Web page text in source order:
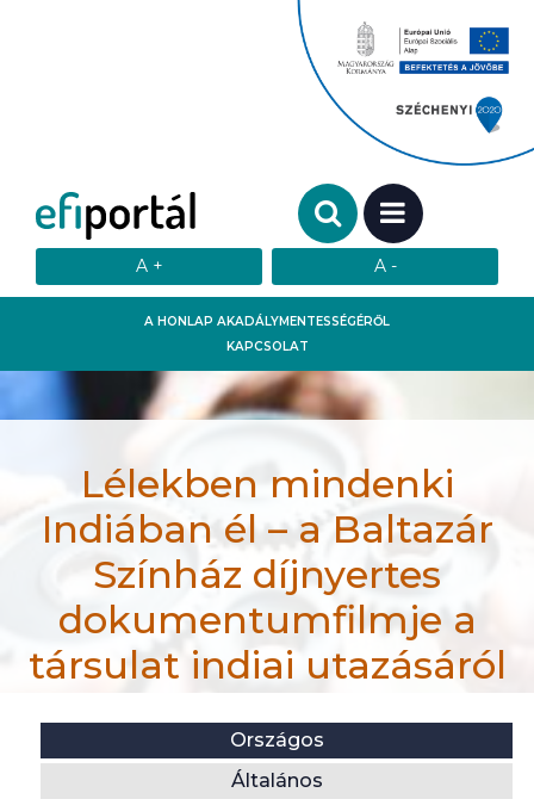
A HONLAP AKADÁLYMENTESSÉGÉRŐL
KAPCSOLAT
Keresendő szó:
MENÜ
Lélekben mindenki
Indiában él – a Baltazár
Színház díjnyertes
dokumentumfilmje a
társulat indiai utazásáról
efiportal.hu
Hír
Lélekben mindenki Indiában él – a Baltazár
Országos
Általános